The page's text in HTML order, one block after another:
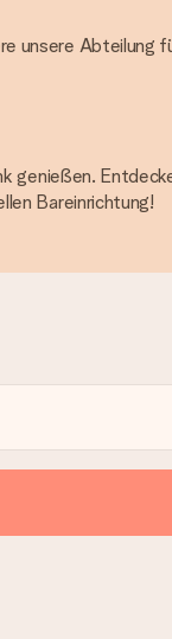
unsere Abteilung
genießen.
Bareinrichtung!